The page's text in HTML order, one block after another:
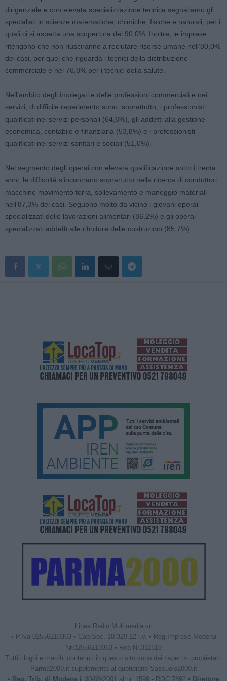
dirigenziale e con elevata specializzazione tecnica segnaliamo gli
specialisti in scienze matematiche, chimiche, fisiche e naturali, per i
quali ci si aspetta una scopertura del 90,0%. Inoltre, le imprese
ritengono che non riusciranno a reclutare risorse umane nell’80,0%
dei casi, per quel che riguarda i tecnici della distribuzione
commerciale e nel 76,8% per i tecnici della salute.
Nell’ambito degli impiegati e delle professioni commerciali e nei
servizi, di difficile reperimento sono, soprattutto, i professionisti
qualificati nei servizi personali (64,6%), gli addetti alla gestione
economica, contabile e finanziaria (53,8%) e i professionisti
qualificati nei servizi sanitari e sociali (51,0%).
Nel segmento degli operai con elevata qualificazione sotto i trenta
anni, le difficoltà s’incontrano soprattutto nella ricerca di conduttori
macchine movimento terra, sollevamento e maneggio materiali
nell’87,3% dei casi. Seguono molto da vicino i giovani operai
specializzati delle lavorazioni alimentari (86,2%) e gli operai
specializzati addetti alle rifiniture delle costruzioni (85,7%).
Linea Radio Multimedia srl
• P.Iva 02556210363 • Cap.Soc. 10.329,12 i.v. • Reg.Imprese Modena
Nr.02556210363 • Rea Nr.311810
Tutti i loghi e marchi contenuti in questo sito sono dei rispettivi proprietari.
Parma2000.it supplemento al quotidiano Sassuolo2000.it
• Reg. Trib. di Modena il 30/08/2001 al nr. 1599 - ROC 7892 • Direttore